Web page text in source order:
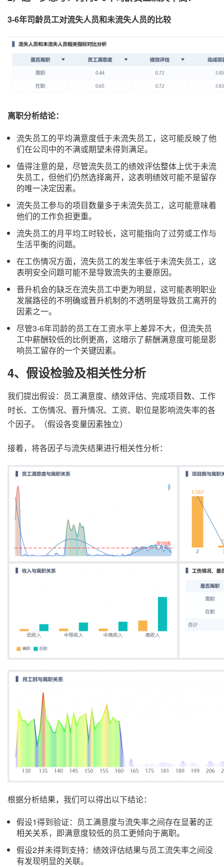
3-6年司龄员工对流失人员和未流失人员的比较
离职分析结论：
流失员工的平均满意度低于未流失员工，这可能反映了他
们在公司中的不满或期望未得到满足。
值得注意的是，尽管流失员工的绩效评估整体上优于未流
失员工，但他们仍然选择离开，这表明绩效可能不是留存
的唯一决定因素。
流失员工参与的项目数量多于未流失员工，这可能意味着
他们的工作负担更重。
流失员工的月平均工时较长，这可能指向了过劳或工作与
生活平衡的问题。
在工伤情况方面，流失员工的发生率低于未流失员工，这
表明安全问题可能不是导致流失的主要原因。
晋升机会的缺乏在流失员工中更为明显，这可能表明职业
发展路径的不明确或晋升机制的不透明是导致员工离开的
因素之一。
尽管3-6年司龄的员工在工资水平上差异不大，但流失员
工中薪酬较低的比例更高，这暗示了薪酬满意度可能是影
响员工留存的一个关键因素。
4、 假设检验及相关性分析
我们提出假设：员工满意度、绩效评估、完成项目数、工作
时长、工伤情况、晋升情况、工资、职位是影响流失率的各
个因子。（假设各变量因素独立）
接着，将各因子与流失结果进行相关性分析：
根据分析结果，我们可以得出以下结论：
假设1得到验证：员工满意度与流失率之间存在显著的正
相关关系，即满意度较低的员工更倾向于离职。
假设2并未得到支持：绩效评估结果与员工流失率之间没
有发现明显的关联。